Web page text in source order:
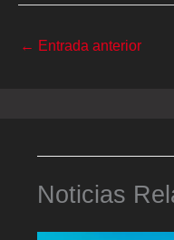
← Entrada anterior
Noticias